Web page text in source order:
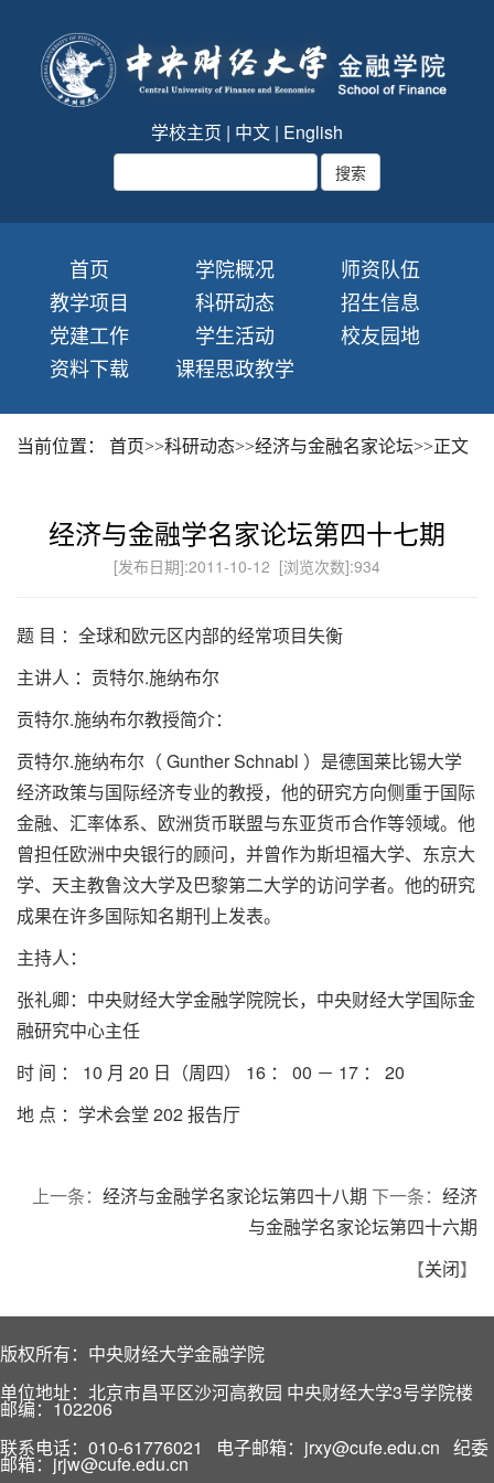
学校主页 | 中文 | English
首页 学院概况
师资队伍
教学项目
科研动态
招生信息
党建工作
学生活动
校友园地
资料下载
课程思政教学
当前位置： 首页>>科研动态>>经济与金融名家论坛>>正文
经济与金融学名家论坛第四十七期
[发布日期]:2011-10-12 [浏览次数]:934
题 目 ：全球和欧元区内部的经常项目失衡
主讲人 ：贡特尔.施纳布尔
贡特尔.施纳布尔教授简介：
贡特尔.施纳布尔（ Gunther Schnabl ）是德国莱比锡大学
经济政策与国际经济专业的教授，他的研究方向侧重于国际
金融、汇率体系、欧洲货币联盟与东亚货币合作等领域。他
曾担任欧洲中央银行的顾问，并曾作为斯坦福大学、东京大
学、天主教鲁汶大学及巴黎第二大学的访问学者。他的研究
成果在许多国际知名期刊上发表。
主持人：
张礼卿：中央财经大学金融学院院长，中央财经大学国际金
融研究中心主任
时 间 ： 10 月 20 日（周四） 16 ： 00 － 17 ： 20
地 点 ：学术会堂 202 报告厅
上一条： 经济与金融学名家论坛第四十八期 下一条： 经济
与金融学名家论坛第四十六期
【关闭】
版权所有：中央财经大学金融学院
单位地址：北京市昌平区沙河高教园 中央财经大学3号学院楼
邮编：102206
联系电话：010-61776021 电子邮箱：jrxy@cufe.edu.cn 纪委
邮箱：jrjw@cufe.edu.cn